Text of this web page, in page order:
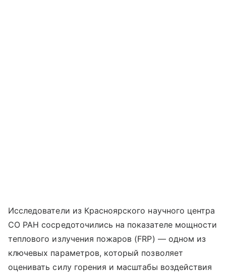
Исследователи из Красноярского научного центра
СО РАН сосредоточились на показателе мощности
теплового излучения пожаров (FRP) — одном из
ключевых параметров, который позволяет
оценивать силу горения и масштабы воздействия